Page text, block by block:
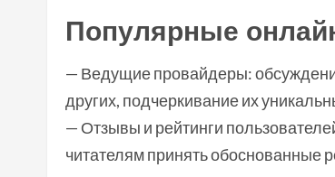
Популярные
— Ведущие провайдеры:
других, подчеркивание их
— Отзывы и рейтинги
читателям принять